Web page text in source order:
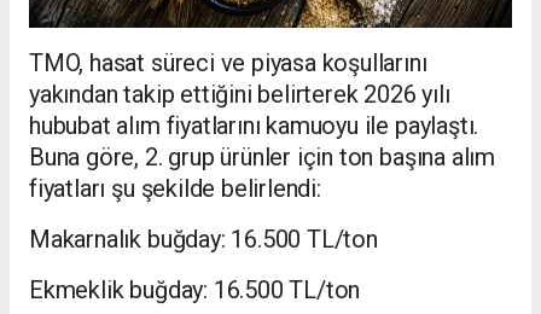
TMO, hasat süreci ve piyasa koşullarını
yakından takip ettiğini belirterek 2026 yılı
hububat alım fiyatlarını kamuoyu ile paylaştı.
Buna göre, 2. grup ürünler için ton başına alım
fiyatları şu şekilde belirlendi:
Makarnalık buğday: 16.500 TL/ton
Ekmeklik buğday: 16.500 TL/ton